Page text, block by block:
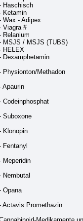
Haschisch
Ketamin
Wax - Adipex
Viagra #
Relanium
MSJS / MSJS (TUBS)
HELEX
Dexamphetamin
Physionton/Methadon
Apaurin
Codeinphosphat
Suboxone
Klonopin
Fentanyl
Meperidin
Nembutal
Opana
Actavis Promethazin